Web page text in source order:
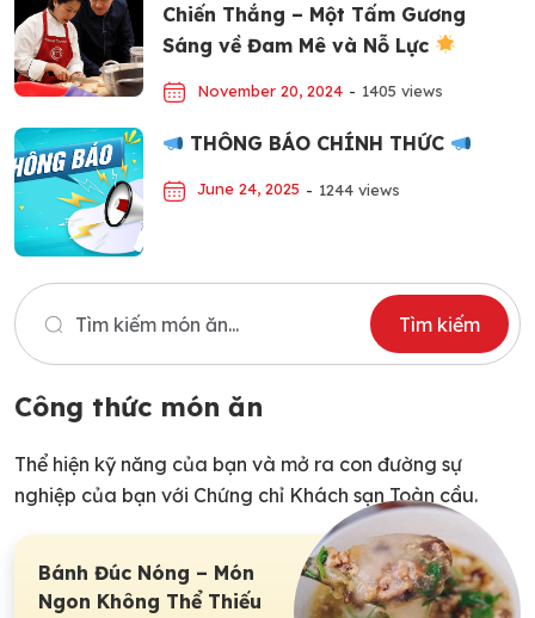
Search
for:
Tìm kiếm
Công thức món ăn
Thể hiện kỹ năng của bạn và mở ra con đường sự
nghiệp của bạn với Chứng chỉ Khách sạn Toàn cầu.
Bánh Đúc Nóng – Món
Ngon Không Thể Thiếu
Chiến Thắng – Một Tấm Gương
Sáng về Đam Mê và Nỗ Lực
November 20, 2024 - 1405 views
THÔNG BÁO CHÍNH THỨC
June 24, 2025 - 1244 views